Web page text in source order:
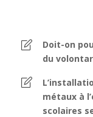
Doit-on
du
métaux à
scolaires